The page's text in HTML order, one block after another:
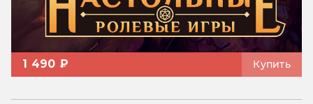
1 490 ₽ Купить